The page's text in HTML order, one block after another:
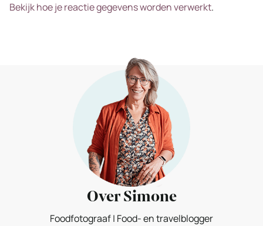
Bekijk hoe je reactie gegevens worden verwerkt.
Over Simone
Foodfotograaf | Food- en travelblogger